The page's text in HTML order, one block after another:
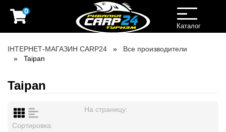
0
Toggle
navigation
Каталог
ІНТЕРНЕТ-МАГАЗИН CARP24
Все производители
Taipan
Taipan
На страницу:
Сортировка: